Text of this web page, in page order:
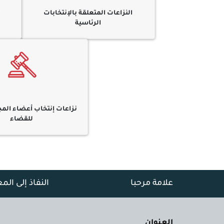
النزاعات المتعلقة بالإنتخابات
الرئاسية
نزاعات إنتخاب أعضاء
للقضاء
علامة مرحبا النفاذ إلى